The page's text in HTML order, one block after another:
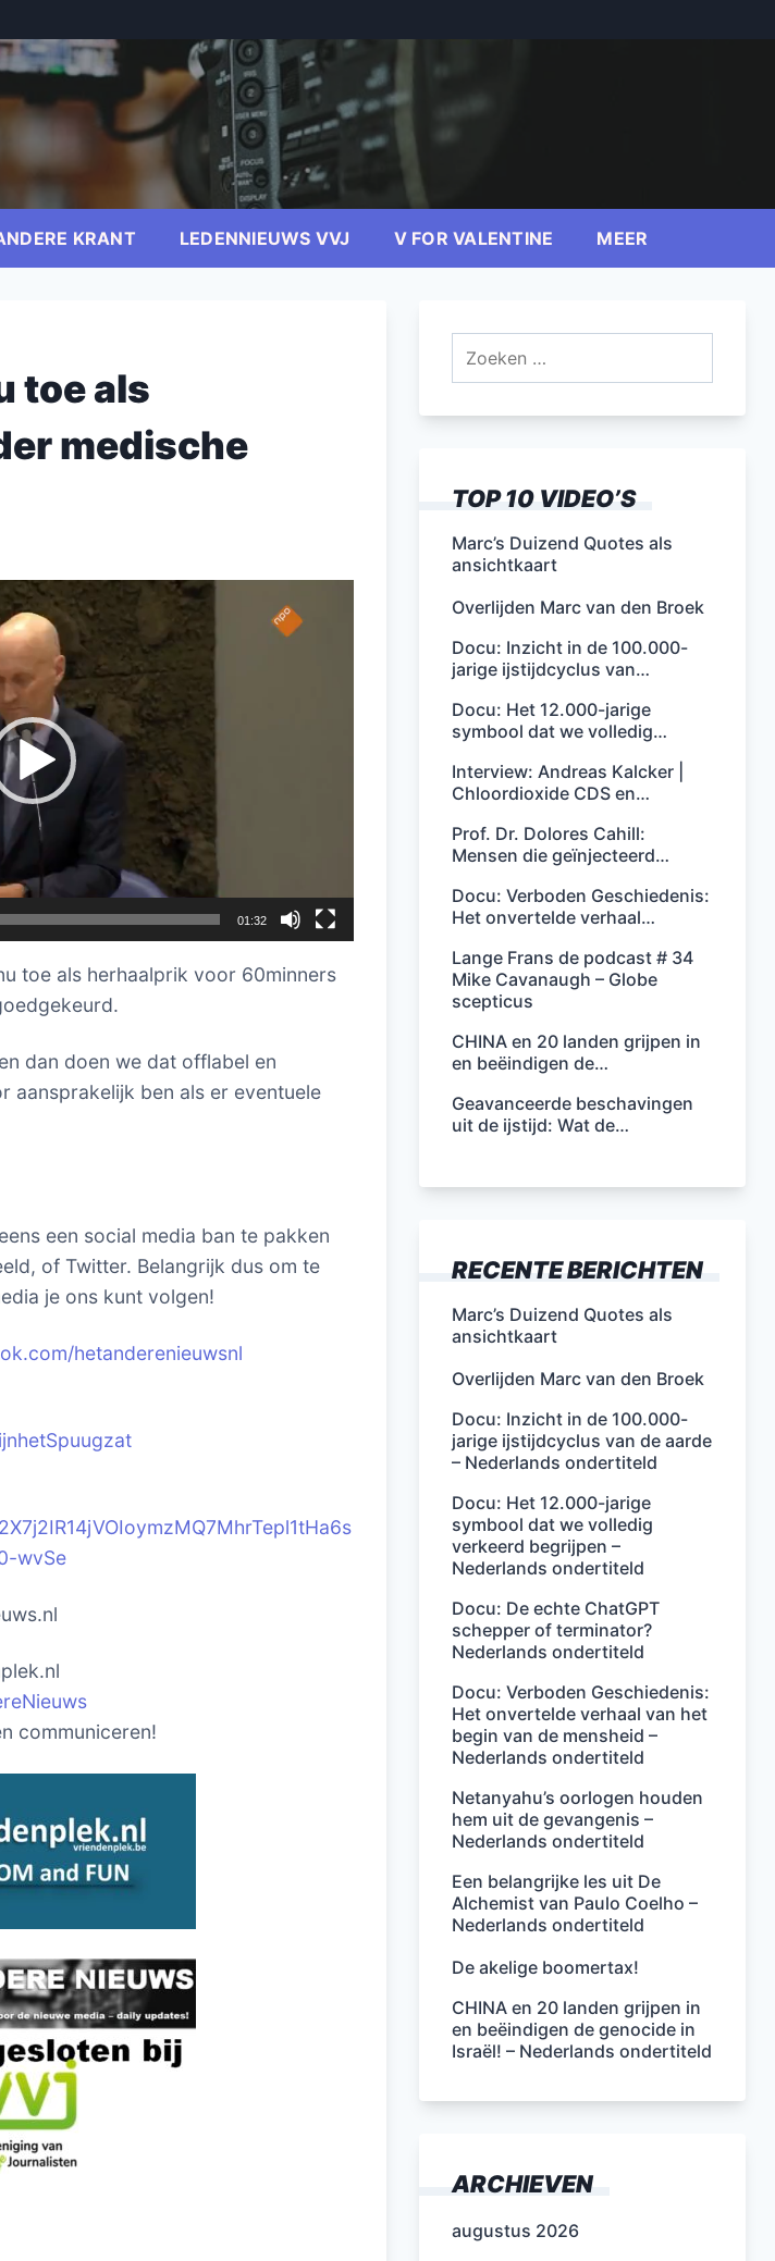
KRANT LEDENNIEUWS VVJ V FOR VALENTINE MEER
toe als
medische
01:32
toe als herhaalprik voor 60minners
dan doen we dat offlabel en
aansprakelijk ben als er eventuele
een social media ban te pakken
of Twitter. Belangrijk dus om te
je ons kunt volgen!
hetanderenieuwsnl
wvSe
communiceren!
TOP 10 VIDEO’S
Marc’s Duizend Quotes als
ansichtkaart
Overlijden Marc van den Broek
Docu: Inzicht in de 100.000-
jarige ijstijdcyclus van…
Docu: Het 12.000-jarige
symbool dat we volledig…
Interview: Andreas Kalcker |
Chloordioxide CDS en…
Prof. Dr. Dolores Cahill:
Mensen die geïnjecteerd…
Docu: Verboden Geschiedenis:
Het onvertelde verhaal…
Lange Frans de podcast # 34
Mike Cavanaugh – Globe
scepticus
CHINA en 20 landen grijpen in
en beëindigen de…
Geavanceerde beschavingen
uit de ijstijd: Wat de…
RECENTE BERICHTEN
Marc’s Duizend Quotes als
ansichtkaart
Overlijden Marc van den Broek
Docu: Inzicht in de 100.000-
jarige ijstijdcyclus van de aarde
– Nederlands ondertiteld
Docu: Het 12.000-jarige
symbool dat we volledig
verkeerd begrijpen –
Nederlands ondertiteld
Docu: De echte ChatGPT
schepper of terminator?
Nederlands ondertiteld
Docu: Verboden Geschiedenis:
Het onvertelde verhaal van het
begin van de mensheid –
Nederlands ondertiteld
Netanyahu’s oorlogen houden
hem uit de gevangenis –
Nederlands ondertiteld
Een belangrijke les uit De
Alchemist van Paulo Coelho –
Nederlands ondertiteld
De akelige boomertax!
CHINA en 20 landen grijpen in
en beëindigen de genocide in
Israël! – Nederlands ondertiteld
ARCHIEVEN
augustus 2026